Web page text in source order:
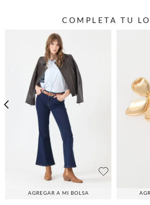
COMPLETA TU
AGREGAR A MI BOLSA